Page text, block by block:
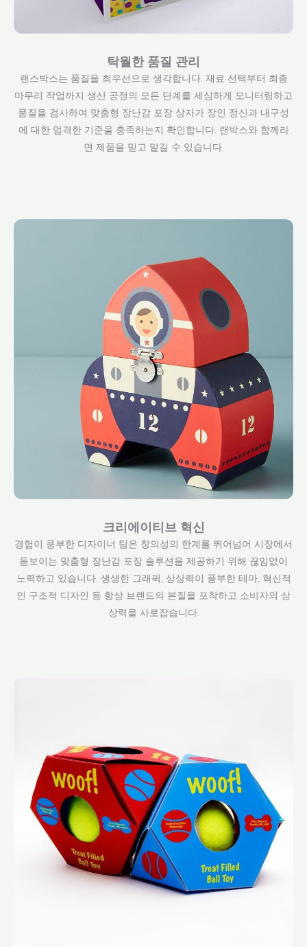
탁월한 품질 관리
랜스박스는 품질을 최우선으로 생각합니다. 재료 선택부터 최종
마무리 작업까지 생산 공정의 모든 단계를 세심하게 모니터링하고
품질을 검사하여 맞춤형 장난감 포장 상자가 장인 정신과 내구성
에 대한 엄격한 기준을 충족하는지 확인합니다. 랜박스와 함께라
면 제품을 믿고 맡길 수 있습니다.
크리에이티브 혁신
경험이 풍부한 디자이너 팀은 창의성의 한계를 뛰어넘어 시장에서
돋보이는 맞춤형 장난감 포장 솔루션을 제공하기 위해 끊임없이
노력하고 있습니다. 생생한 그래픽, 상상력이 풍부한 테마, 혁신적
인 구조적 디자인 등 항상 브랜드의 본질을 포착하고 소비자의 상
상력을 사로잡습니다.